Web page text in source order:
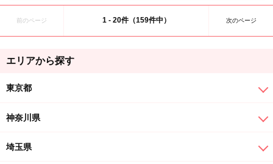
前のページ 1 - 20件（159件中） 次のページ
エリアから探す
東京都
神奈川県
埼玉県